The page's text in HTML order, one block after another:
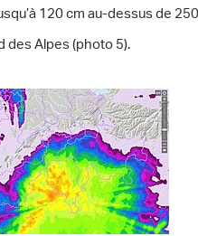
120 cm au-dessus de
des Alpes (photo 5).